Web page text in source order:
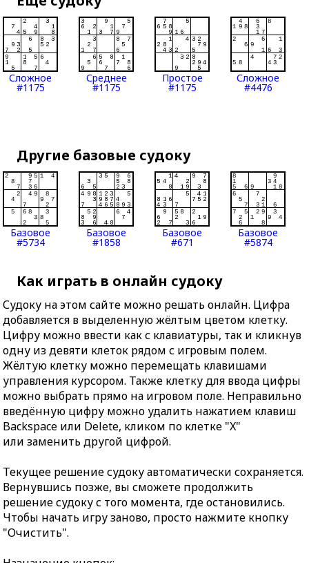
Сложное
#1175
Среднее
#1175
Простое
#1175
Сложное
#4476
Другие базовые судоку
Базовое
#5734
Базовое
#1858
Базовое
#671
Базовое
#5874
Как играть в онлайн судоку
Судоку на этом сайте можно решать онлайн. Цифра
добавляется в выделенную жёлтым цветом клетку.
Цифру можно ввести как с клавиатуры, так и кликнув
одну из девяти клеток рядом с игровым полем.
Жёлтую клетку можно перемещать клавишами
управления курсором. Также клетку для ввода цифры
можно выбрать прямо на игровом поле. Неправильно
введённую цифру можно удалить нажатием клавиш
Backspace или Delete, кликом по клетке "X"
или заменить другой цифрой.
Текущее решение судоку автоматически сохраняется.
Вернувшись позже, вы сможете продолжить
решение судоку с того момента, где остановились.
Чтобы начать игру заново, просто нажмите кнопку
"Очистить".